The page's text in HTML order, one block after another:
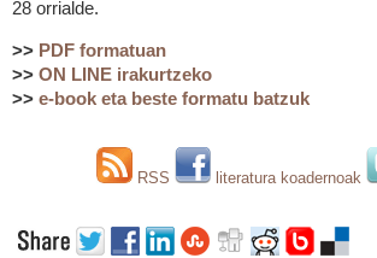
28 orrialde.
>> PDF formatuan
>> ON LINE irakurtzeko
>> e-book eta beste formatu batzuk
RSS literatura koadernoak